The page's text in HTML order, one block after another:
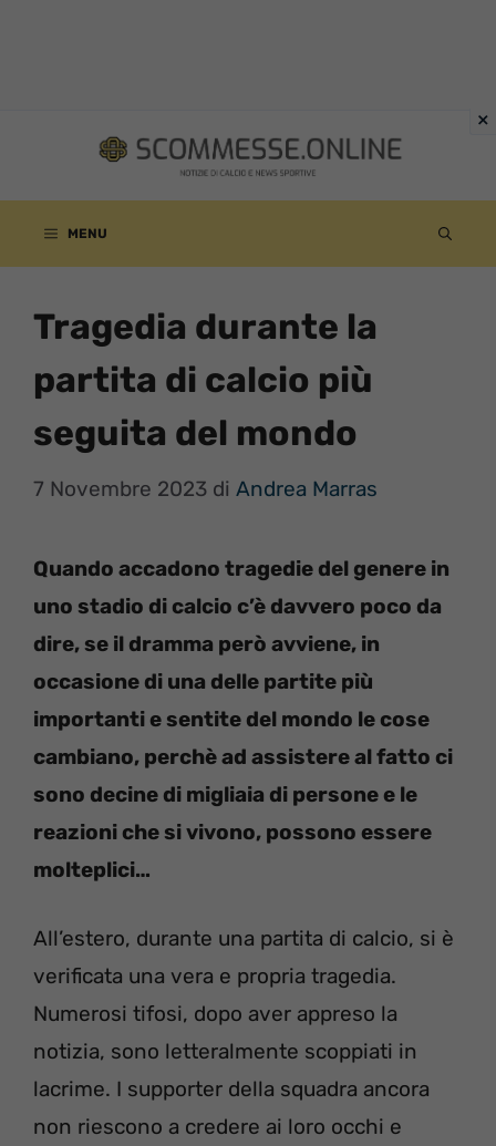
contenuto
MENU
Tragedia durante la
partita di calcio più
seguita del mondo
7 Novembre 2023 di Andrea Marras
Quando accadono tragedie del genere in
uno stadio di calcio c’è davvero poco da
dire, se il dramma però avviene, in
occasione di una delle partite più
importanti e sentite del mondo le cose
cambiano, perchè ad assistere al fatto ci
sono decine di migliaia di persone e le
reazioni che si vivono, possono essere
molteplici…
All’estero, durante una partita di calcio, si è
verificata una vera e propria tragedia.
Numerosi tifosi, dopo aver appreso la
notizia, sono letteralmente scoppiati in
lacrime. I supporter della squadra ancora
non riescono a credere ai loro occhi e